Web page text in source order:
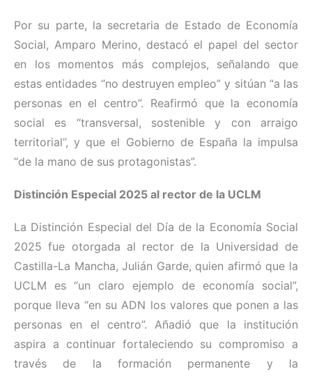
Por su parte, la secretaria de Estado de Economía
Social, Amparo Merino, destacó el papel del sector
en los momentos más complejos, señalando que
estas entidades “no destruyen empleo” y sitúan “a las
personas en el centro”. Reafirmó que la economía
social es “transversal, sostenible y con arraigo
territorial”, y que el Gobierno de España la impulsa
“de la mano de sus protagonistas”.
Distinción Especial 2025 al rector de la UCLM
La Distinción Especial del Día de la Economía Social
2025 fue otorgada al rector de la Universidad de
Castilla-La Mancha, Julián Garde, quien afirmó que la
UCLM es “un claro ejemplo de economía social”,
porque lleva “en su ADN los valores que ponen a las
personas en el centro”. Añadió que la institución
aspira a continuar fortaleciendo su compromiso a
través de la formación permanente y la